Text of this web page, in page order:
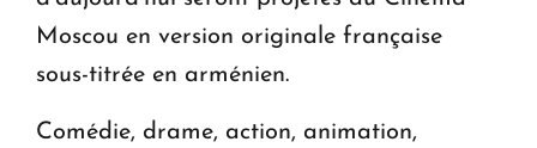
Moscou en version originale française
sous-titrée en arménien.
Comédie, drame, action, animation,